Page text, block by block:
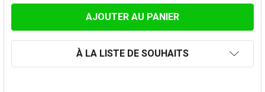
À LA LISTE DE SOUHAITS